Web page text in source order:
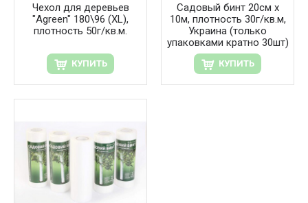
Чехол для деревьев
"Agreen" 180\96 (XL),
плотность 50г/кв.м.
КУПИТЬ
Садовый бинт 20см х
10м, плотность 30г/кв.м,
Украина (только
упаковками кратно 30шт)
КУПИТЬ